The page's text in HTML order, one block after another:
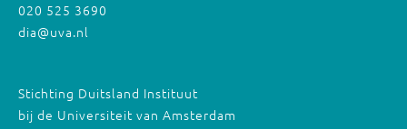
020 525 3690
dia@uva.nl
Stichting Duitsland Instituut
bij de Universiteit van Amsterdam